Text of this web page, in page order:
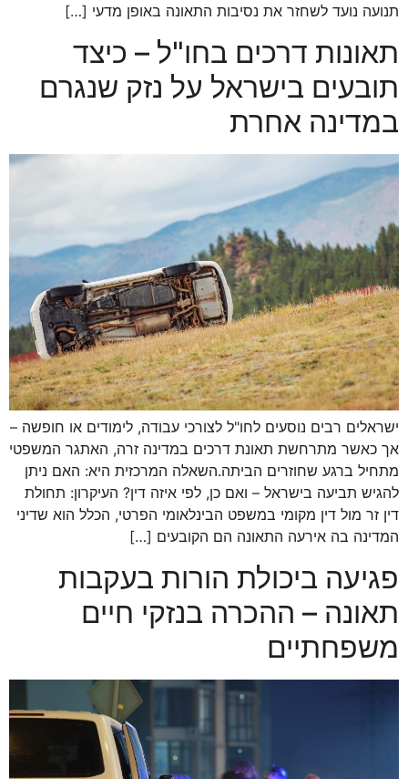
תנועה נועד לשחזר את נסיבות התאונה באופן מדעי […]
תאונות דרכים בחו"ל – כיצד
תובעים בישראל על נזק שנגרם
במדינה אחרת
ישראלים רבים נוסעים לחו"ל לצורכי עבודה, לימודים או חופשה –
אך כאשר מתרחשת תאונת דרכים במדינה זרה, האתגר המשפטי
מתחיל ברגע שחוזרים הביתה.השאלה המרכזית היא: האם ניתן
להגיש תביעה בישראל – ואם כן, לפי איזה דין? העיקרון: תחולת
דין זר מול דין מקומי במשפט הבינלאומי הפרטי, הכלל הוא שדיני
המדינה בה אירעה התאונה הם הקובעים […]
פגיעה ביכולת הורות בעקבות
תאונה – ההכרה בנזקי חיים
משפחתיים